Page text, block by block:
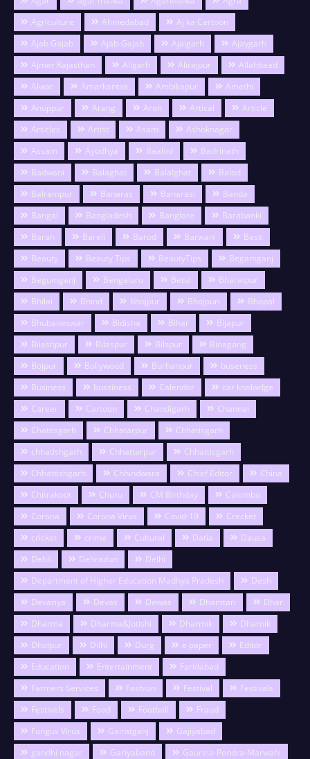
Agriculture
Ahmedabad
Aj ka Cartoon
Ajab Gajab
Ajab-Gajab Ajaigarh
Ajaygarh
Ajmer Rajasthan
Aligarh Alirajpur
Allahbaad
Alwar
Amarkantak Ambikapur
Amethi
Anuppur
Arang Aron Artical
Article
Articles
Artist Asam
Ashoknagar
Assam
Ayodhya Baalod
Badrinath
Badwani
Balaghat Balalghat
Balod
Balrampur
Banaras Banarasi
Banda
Bangal
Bangladesh Banglore
Barabanki
Baran
Bareli Barod Barwani
Basti
Beauty
Beauty Tips BeautyTips
Begamganj
Begumganj
Bengaluru Betul
Bharatpur
Bhilai
Bhind bhojpur Bhojpuri
Bhopal
Bhubaneswar
Bidisha Bihar
Bijapur
Bilashpur
Bilaspur Bilspur
Binagang
Bojpur
Bollywood Burhanpur
buseness
Business
bussiness Calendor
car knolwdge
Career
Cartoon Chandigarh
Channai
Chattisgarh
Chhatarpur
Chhatisgarh
chhatishgarh
Chhattarpur
Chhattisgarh
Chhattishgarh
Chhindwara Chief Editor
China
Chitrakoot
Churu CM Birthday
Colombo
Corona
Corona Virus Covid-19
Crecket
cricket
crime Cultural Datia
Dausa
Dehli
Dehradun
Delhi
Department of Higher Education Madhya Pradesh
Desh
Devariya
Devas Dewas Dhamtari
Dhar
Dharma
Dharma&Jotishi Dharmik
Dharnik
Dholpur
Dilhi Durg e paper
Editor
Education
Entertainment
Faridabad
Farmers Services
Fashion Festival
Festivals
Festivels
Food Football
Fraud
Fungus Virus
Gairatganj
Gajiyabad
gandhi nagar
Gariyaband
Gaurela-Pendra-Marwahi